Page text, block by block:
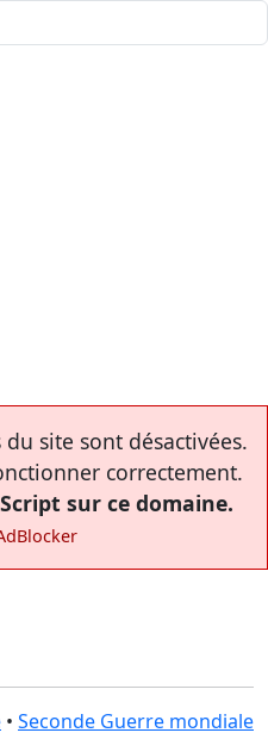
site sont désactivées.
correctement.
sur ce domaine.
• Seconde Guerre mondiale